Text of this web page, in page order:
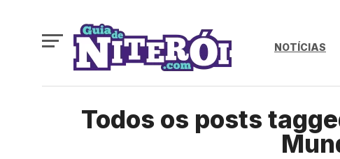
NOTÍCIAS
Todos os posts